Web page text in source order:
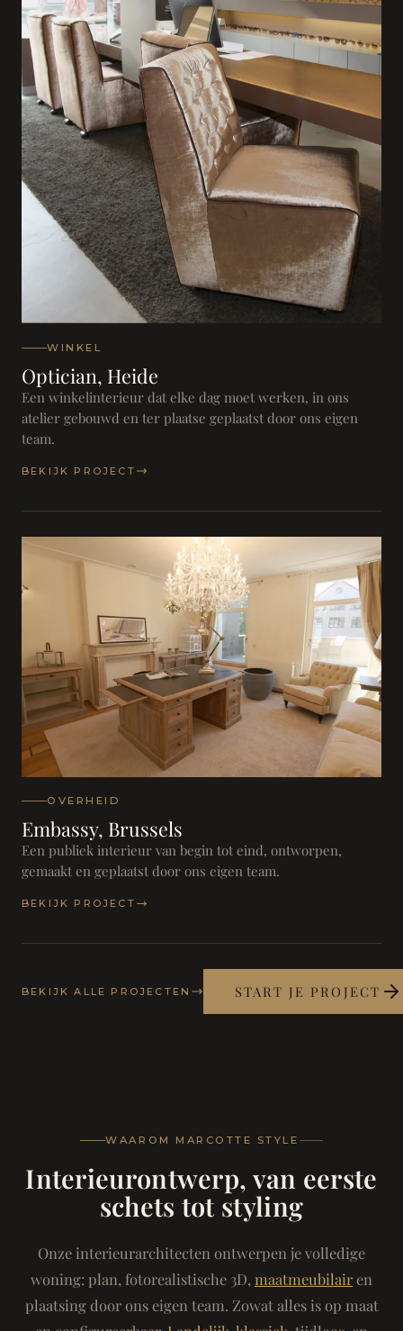
WINKEL
Optician, Heide
Een winkelinterieur dat elke dag moet werken, in ons
atelier gebouwd en ter plaatse geplaatst door ons eigen
team.
BEKIJK PROJECT
OVERHEID
Embassy, Brussels
Een publiek interieur van begin tot eind, ontworpen,
gemaakt en geplaatst door ons eigen team.
BEKIJK PROJECT
BEKIJK ALLE PROJECTEN START JE PROJECT
WAAROM MARCOTTE STYLE
Interieurontwerp, van eerste
schets tot styling
Onze interieurarchitecten ontwerpen je volledige
woning: plan, fotorealistische 3D, maatmeubilairen
plaatsing door ons eigen team. Zowat alles is op maat